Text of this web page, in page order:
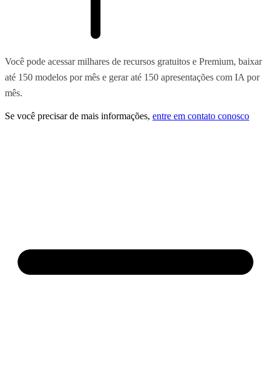
Você pode acessar milhares de recursos gratuitos e Premium, baixar
até 150 modelos por mês e gerar até 150 apresentações com IA por
mês.
Se você precisar de mais informações, entre em contato conosco